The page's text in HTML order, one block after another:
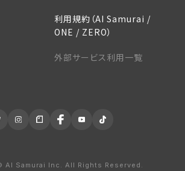
利用規約（AI Samurai /
ONE / ZERO）
外部サービス利用一覧
AI Samurai Inc. All Rights Reserved.